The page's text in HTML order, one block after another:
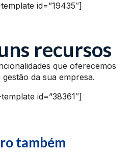
id=”19435″]
recursos
que oferecemos
da sua empresa.
id=”38361″]
também